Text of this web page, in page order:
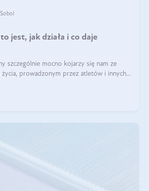
jest, jak działa i co daje
szczególnie mocno kojarzy się nam ze
prowadzonym przez atletów i innych